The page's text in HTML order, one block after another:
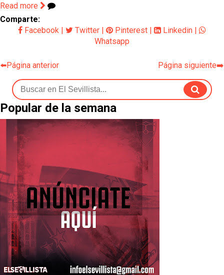
Read more
Comparte:
Facebook | Twitter | Pinterest | Linkedin |
Whatsapp
⬅️Página anterior Página siguiente➡️
Popular de la semana